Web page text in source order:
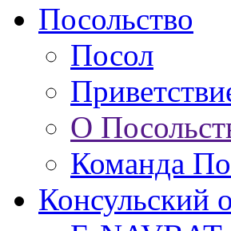
Посольство
Посол
О
Команда
Консульский